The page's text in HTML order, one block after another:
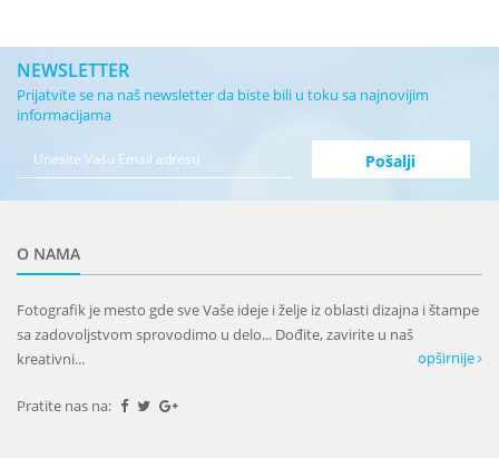
NEWSLETTER
Prijatvite se na naš newsletter da biste bili u toku sa najnovijim
informacijama
O NAMA
Fotografik je mesto gde sve Vaše ideje i želje iz oblasti dizajna i štampe
sa zadovoljstvom sprovodimo u delo... Dođite, zavirite u naš
kreativni...
opširnije
Pratite nas na: